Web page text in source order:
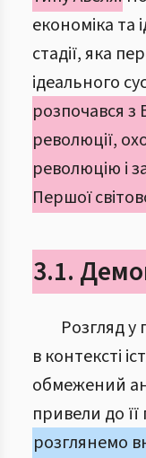
економіка та
стадії, яка
ідеального
розпочався з
революції,
революцію і
Першої
3.1.
Розгляд у
в контексті
обмежений
привели до
розглянемо